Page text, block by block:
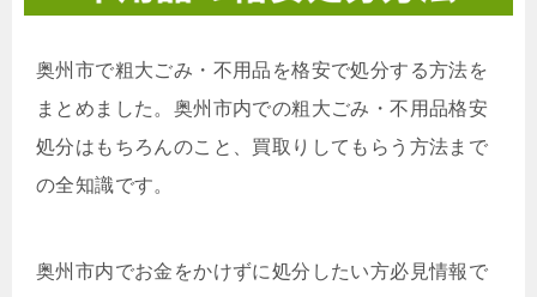
奥州市で粗大ごみ・不用品を格安で処分する方法を
まとめました。奥州市内での粗大ごみ・不用品格安
処分はもちろんのこと、買取りしてもらう方法まで
の全知識です。
奥州市内でお金をかけずに処分したい方必見情報で